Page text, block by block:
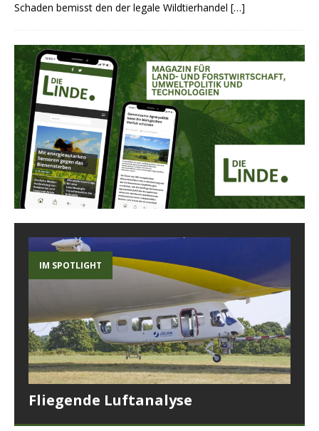
Schaden bemisst den der legale Wildtierhandel […]
IM SPOTLIGHT
Fliegende Luftanalyse